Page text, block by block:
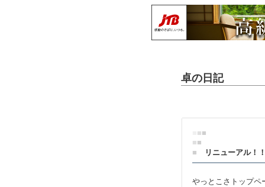
卓の日記
■■
■■
■
リニューアル！
やっとこさトップペ